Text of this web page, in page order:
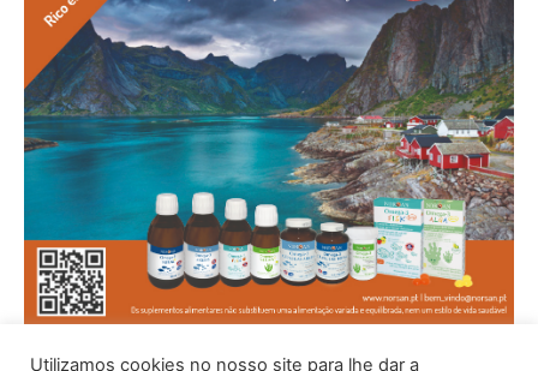
Utilizamos cookies no nosso site para lhe dar a